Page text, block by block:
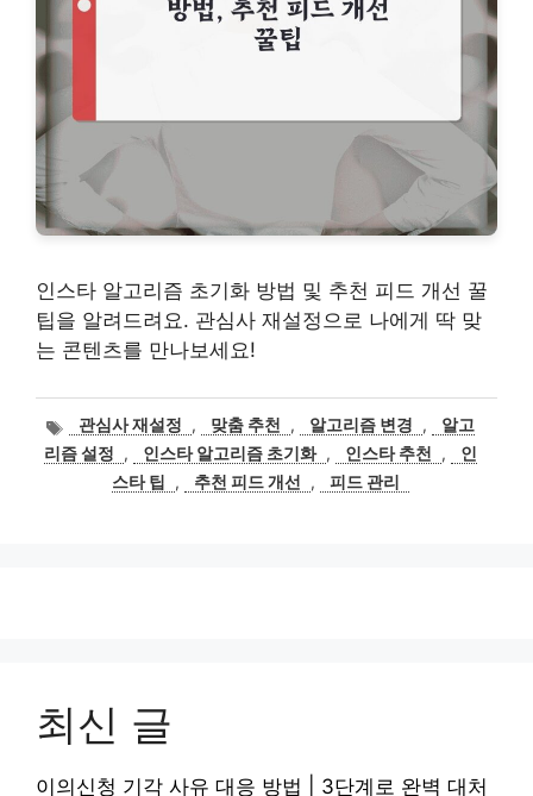
인스타 알고리즘 초기화 방법 및 추천 피드 개선 꿀
팁을 알려드려요. 관심사 재설정으로 나에게 딱 맞
는 콘텐츠를 만나보세요!
태
그
관심사 재설정 , 맞춤 추천 , 알고리즘 변경 ,
알고
리즘 설정
, 인스타 알고리즘 초기화 , 인스타 추천 ,
인
스타 팁
, 추천 피드 개선 , 피드 관리
최신 글
이의신청 기각 사유 대응 방법 | 3단계로 완벽 대처